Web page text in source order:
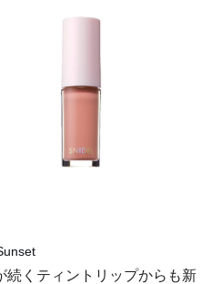
くティントリップからも新